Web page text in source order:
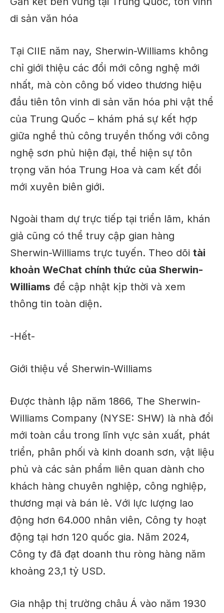
di sản văn hóa
Tại CIIE năm nay, Sherwin-Williams không
chỉ giới thiệu các đổi mới công nghệ mới
nhất, mà còn công bố video thương hiệu
đầu tiên tôn vinh di sản văn hóa phi vật thể
của Trung Quốc – khám phá sự kết hợp
giữa nghề thủ công truyền thống với công
nghệ sơn phủ hiện đại, thể hiện sự tôn
trọng văn hóa Trung Hoa và cam kết đổi
mới xuyên biên giới.
Ngoài tham dự trực tiếp tại triển lãm, khán
giả cũng có thể truy cập gian hàng
Sherwin-Williams trực tuyến. Theo dõi tài
khoản WeChat chính thức của Sherwin-
Williams để cập nhật kịp thời và xem
thông tin toàn diện.
-Hết-
Giới thiệu về Sherwin-Williams
Được thành lập năm 1866, The Sherwin-
Williams Company (NYSE: SHW) là nhà đổi
mới toàn cầu trong lĩnh vực sản xuất, phát
triển, phân phối và kinh doanh sơn, vật liệu
phủ và các sản phẩm liên quan dành cho
khách hàng chuyên nghiệp, công nghiệp,
thương mại và bán lẻ. Với lực lượng lao
động hơn 64.000 nhân viên, Công ty hoạt
động tại hơn 120 quốc gia. Năm 2024,
Công ty đã đạt doanh thu ròng hàng năm
khoảng 23,1 tỷ USD.
Gia nhập thị trường châu Á vào năm 1930